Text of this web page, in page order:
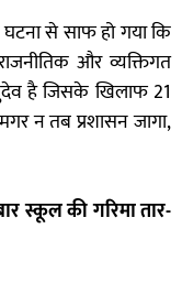
से साफ हो गया कि
और व्यक्तिगत
है जिसके खिलाफ 21
न तब प्रशासन जागा,
स्कूल की गरिमा तार-